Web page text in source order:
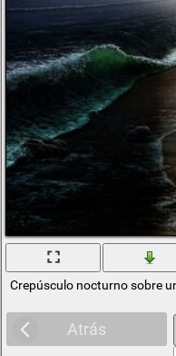
Crepúsculo nocturno sobre
Atrás